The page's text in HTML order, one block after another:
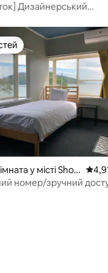
Дизайнерський
20 хвилин від станції
Осу
відгуки: 105
у місті Shod
номер/зручний